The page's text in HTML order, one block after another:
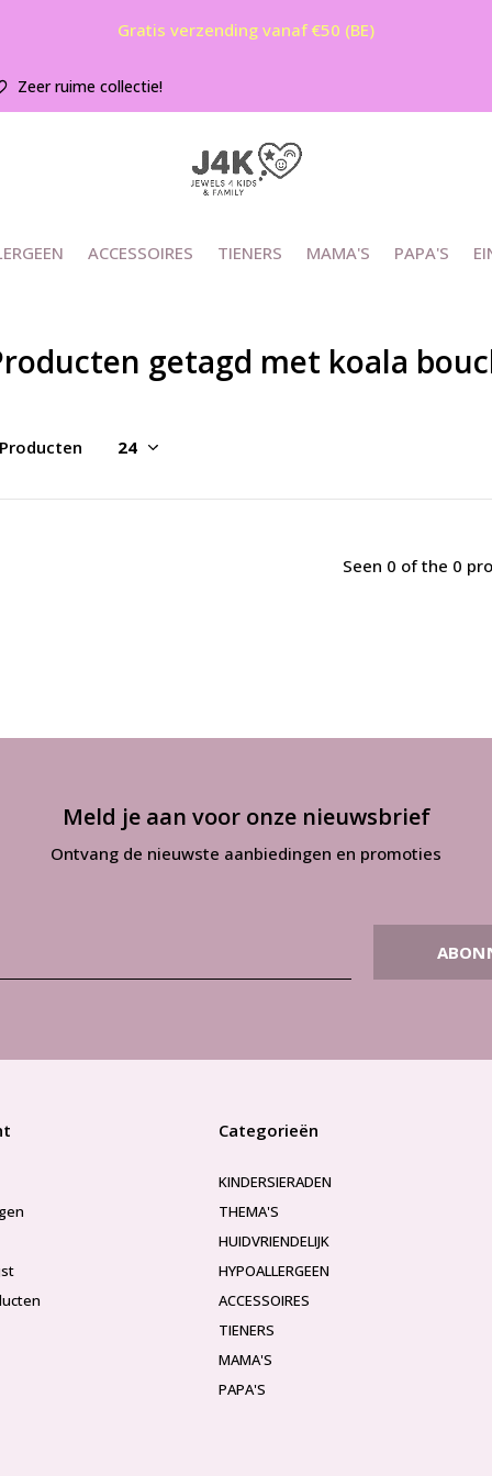
ACCESSOIRES TIENERS MAMA'S PAPA'S
Zeer ruime collectie!
Gratis verzending vanaf €50 (BE)
getagd met koala
Seen 0 of the 0
Meld je aan voor onze nieuwsbrief
Ontvang de nieuwste aanbiedingen en promoties
Categorieën
KINDERSIERADEN
THEMA'S
HUIDVRIENDELIJK
HYPOALLERGEEN
ACCESSOIRES
TIENERS
MAMA'S
PAPA'S